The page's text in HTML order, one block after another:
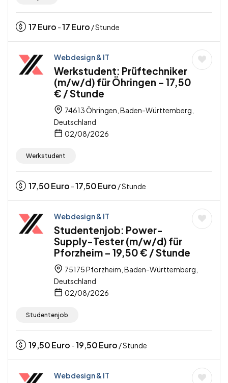
17Euro -17Euro / Stunde
Webdesign & IT
Werkstudent: Prüftechniker
(m/w/d) für Öhringen – 17,50
€ / Stunde
74613 Öhringen, Baden-Württemberg,
Deutschland
02/08/2026
Werkstudent
17,50Euro -17,50Euro / Stunde
Webdesign & IT
Studentenjob: Power-
Supply-Tester (m/w/d) für
Pforzheim – 19,50 € / Stunde
75175 Pforzheim, Baden-Württemberg,
Deutschland
02/08/2026
Studentenjob
19,50Euro -19,50Euro / Stunde
Webdesign & IT